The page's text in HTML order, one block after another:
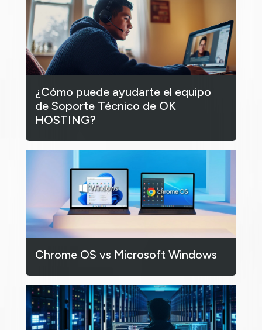
¿Cómo puede ayudarte el equipo
de Soporte Técnico de OK
HOSTING?
Chrome OS vs Microsoft Windows